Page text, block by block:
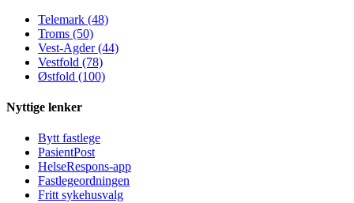
Telemark (48)
Troms (50)
Vest-Agder (44)
Vestfold (78)
Østfold (100)
Nyttige lenker
Bytt fastlege
PasientPost
HelseRespons-app
Fastlegeordningen
Fritt sykehusvalg